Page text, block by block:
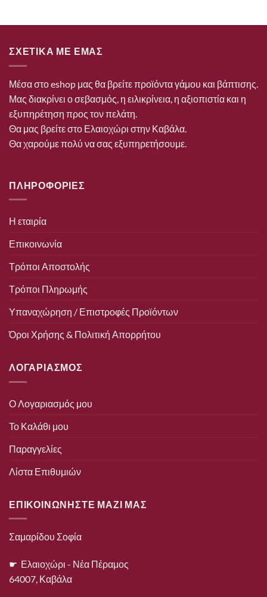
ΣΧΕΤΙΚΑ ΜΕ ΕΜΑΣ
Μέσα στο eshop μας θα βρείτε προϊόντα γάμου και βάπτισης.
Μας διακρίνει ο σεβασμός, η ειλικρίνεια, η αξιοπιστία και η
εξυπηρέτηση προς τον πελάτη.
Θα μας βρείτε στο Ελαιοχώρι στην Καβάλα.
Θα χαρούμε πολύ να σας εξυπηρετήσουμε.
ΠΛΗΡΟΦΟΡΙΕΣ
Η εταιρία
Επικοινωνία
Τρόποι Αποστολής
Τρόποι Πληρωμής
Υπαναχώρηση / Επιστροφές Προϊόντων
Όροι Χρήσης & Πολιτική Απορρήτου
ΛΟΓΑΡΙΑΣΜΟΣ
Ο Λογαριασμός μου
Το Καλάθι μου
Παραγγελίες
Λίστα Επιθυμιών
ΕΠΙΚΟΙΝΩΝΗΣΤΕ ΜΑΖΙ ΜΑΣ
Σαμαρίδου Σοφία
☛ Ελαιοχώρι - Νέα Πέραμος
64007, Καβάλα